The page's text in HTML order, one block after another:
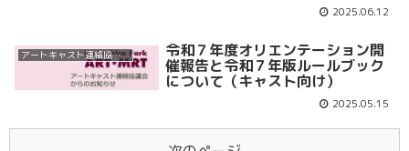
2025.06.12
アートキャスト連絡協議会 令和７年度オリエンテーション開
催報告と令和７年版ルールブック
について（キャスト向け）
2025.05.15